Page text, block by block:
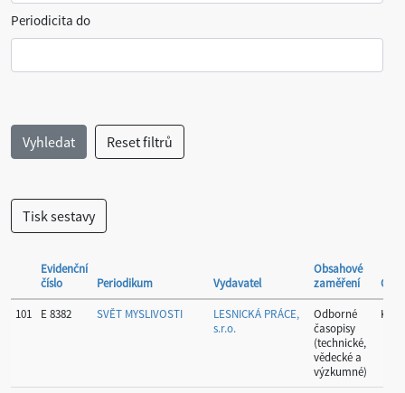
Periodicita do
Evidenční
číslo
Periodikum Vydavatel
Obsahové
zaměření
101
E 8382 SVĚT MYSLIVOSTI
LESNICKÁ PRÁCE,
s.r.o.
Odborné
časopisy
(technické,
vědecké a
výzkumné)
Kolín